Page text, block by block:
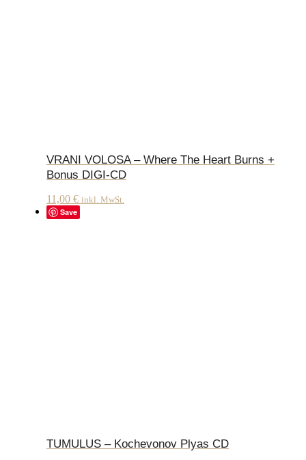
VRANI VOLOSA – Where The Heart Burns +
Bonus DIGI-CD
11,00 € inkl. MwSt.
Save
TUMULUS – Kochevonov Plyas CD